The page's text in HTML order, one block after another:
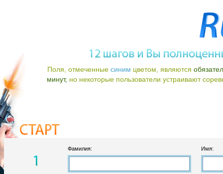
Поля, отмеченные синим цветом, являются
минут, но некоторые пользователи устраивают
Фамилия: Имя: